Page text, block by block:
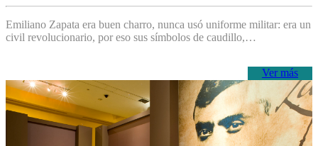
Emiliano Zapata era buen charro, nunca usó uniforme militar: era un
civil revolucionario, por eso sus símbolos de caudillo,…
Ver más